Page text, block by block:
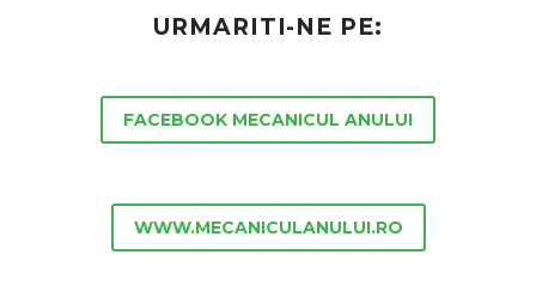
URMARITI-NE PE:
FACEBOOK MECANICUL ANULUI
WWW.MECANICULANULUI.RO